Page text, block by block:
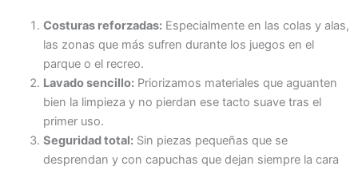
Costuras reforzadas:Especialmente en las colas y alas,
las zonas que más sufren durante los juegos en el
parque o el recreo.
Lavado sencillo:Priorizamos materiales que aguanten
bien la limpieza y no pierdan ese tacto suave tras el
primer uso.
Seguridad total:Sin piezas pequeñas que se
desprendan y con capuchas que dejan siempre la cara